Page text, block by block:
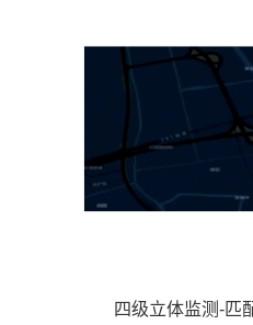
四级立体监测-匹